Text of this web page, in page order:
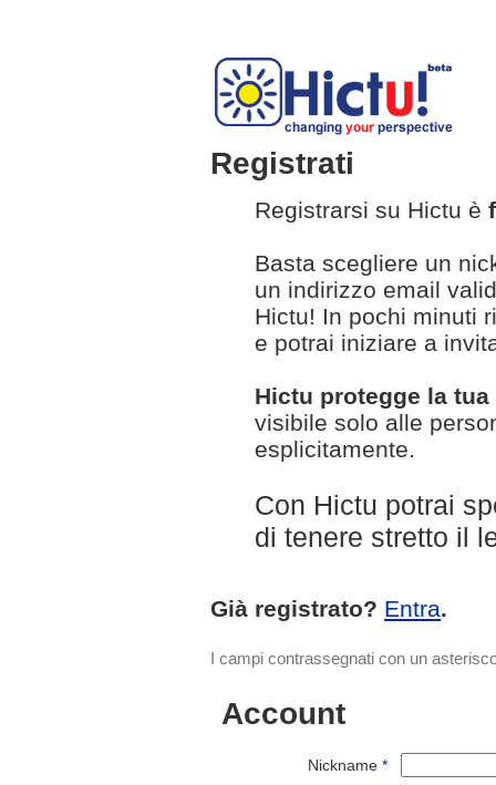
Registrati
Registrarsi su Hictu è
Basta scegliere un
un indirizzo email
Hictu! In pochi minuti
e potrai iniziare a
Hictu protegge la
visibile solo alle
esplicitamente.
Con Hictu potrai
di tenere stretto il
Già registrato? Entra.
I campi contrassegnati con un
Account
Nickname *